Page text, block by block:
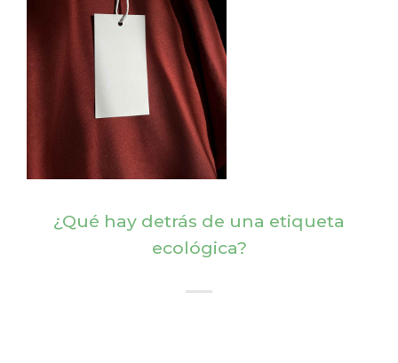
¿Qué hay detrás de una etiqueta
ecológica?